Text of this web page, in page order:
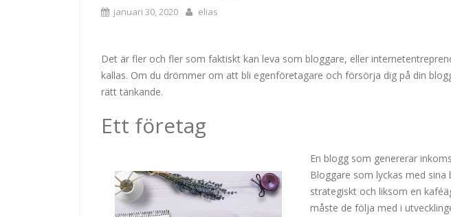
januari 30, 2020 elias
Det är fler och fler som faktiskt kan leva som bloggare, eller
kallas. Om du drömmer om att bli egenföretagare och försörja dig på din
rätt tänkande.
Ett företag
En blogg som genererar
Bloggare som lyckas med
strategiskt och liksom en
måste de följa med i